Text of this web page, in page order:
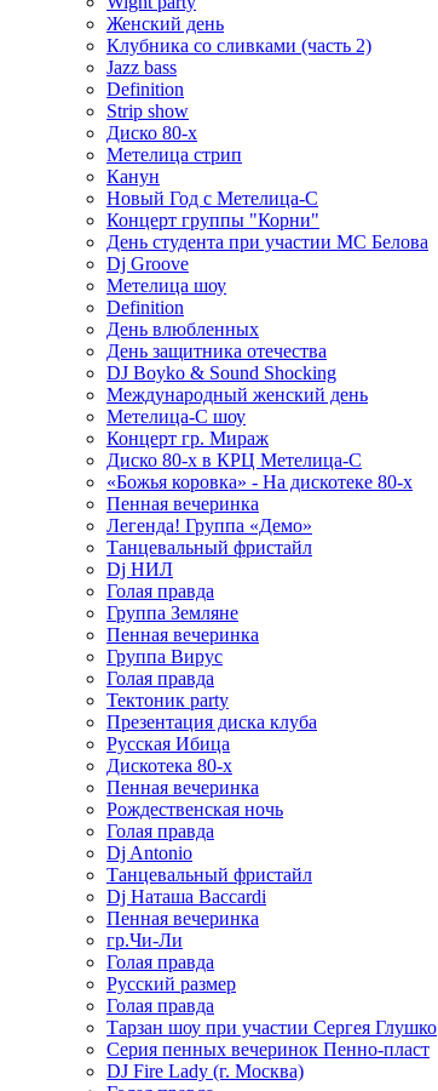
Женский день
Клубника со сливками (часть 2)
Jazz bass
Definition
Strip show
Диско 80-х
Метелица стрип
Канун
Новый Год с Метелица-С
Концерт группы "Корни"
День студента при участии МС Белова
Dj Groove
Метелица шоу
Definition
День влюбленных
День защитника отечества
DJ Boyko & Sound Shocking
Международный женский день
Метелица-С шоу
Концерт гр. Мираж
Диско 80-х в КРЦ Метелица-С
«Божья коровка» - На дискотеке 80-х
Пенная вечеринка
Легенда! Группа «Демо»
Танцевальный фристайл
Dj НИЛ
Голая правда
Группа Земляне
Пенная вечеринка
Группа Вирус
Голая правда
Тектоник party
Презентация диска клуба
Русская Ибица
Дискотека 80-х
Пенная вечеринка
Рождественская ночь
Голая правда
Dj Antonio
Танцевальный фристайл
Dj Наташа Baccardi
Пенная вечеринка
гр.Чи-Ли
Голая правда
Русский размер
Голая правда
Тарзан шоу при участии Сергея Глушко
Серия пенных вечеринок Пенно-пласт
DJ Fire Lady (г. Москва)